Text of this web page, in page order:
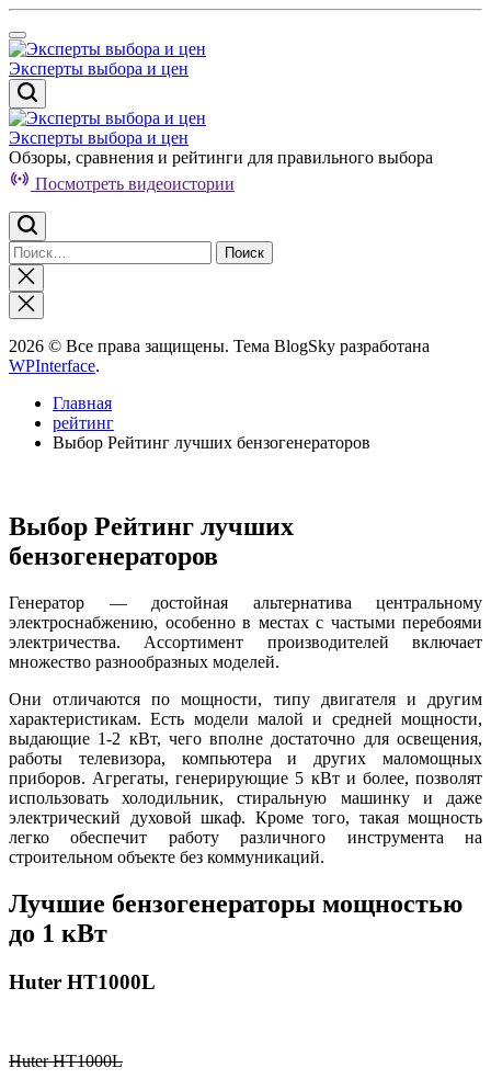
Перейти
к
содержимому
Эксперты выбора и цен
Эксперты выбора и цен
Обзоры, сравнения и рейтинги для правильного выбора
Посмотреть видеоистории
Найти:
Закрыть
поиск
2026 © Все права защищены. Тема BlogSky разработана
WPInterface.
Главная
рейтинг
Выбор Рейтинг лучших бензогенераторов
Выбор Рейтинг лучших
бензогенераторов
Генератор — достойная альтернатива центральному
электроснабжению, особенно в местах с частыми перебоями
электричества. Ассортимент производителей включает
множество разнообразных моделей.
Они отличаются по мощности, типу двигателя и другим
характеристикам. Есть модели малой и средней мощности,
выдающие 1-2 кВт, чего вполне достаточно для освещения,
работы телевизора, компьютера и других маломощных
приборов. Агрегаты, генерирующие 5 кВт и более, позволят
использовать холодильник, стиральную машинку и даже
электрический духовой шкаф. Кроме того, такая мощность
легко обеспечит работу различного инструмента на
строительном объекте без коммуникаций.
Лучшие бензогенераторы мощностью
до 1 кВт
Huter HT1000L
Huter HT1000L